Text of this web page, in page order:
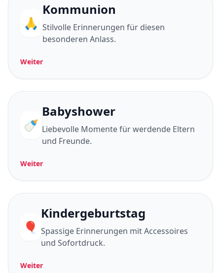
🙏
Kommunion
Stilvolle Erinnerungen für diesen
besonderen Anlass.
Weiter
🍼
Babyshower
Liebevolle Momente für werdende Eltern
und Freunde.
Weiter
🎈
Kindergeburtstag
Spassige Erinnerungen mit Accessoires
und Sofortdruck.
Weiter